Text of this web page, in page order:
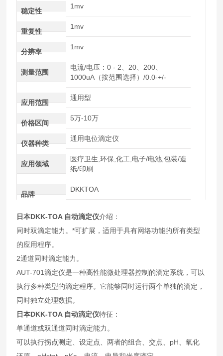
稳定性
1mv
重复性
1mv
分辨率
1mv
测量范围
电流/电压：0 - 2、20、200、
1000uA（按范围选择）/0.0-+/-
应用范围
通用型
价格区间
5万-10万
仪器种类
通用电位滴定仪
应用领域
医疗卫生,环保,化工,电子/电池,包装/造
纸/印刷
品牌
DKKTOA
日本DKK-TOA 自动滴定仪介绍：
同时双滴定能力。*可扩展，适用于具有网络功能的所有类型
的应用程序。
2通道同时滴定能力。
AUT-701滴定仪是一种高性能微处理器控制的滴定系统，可以
执行多种类型的滴定程序。它能够同时运行两个单独的滴定，
同时独立处理数据。
日本DKK-TOA 自动滴定仪特征：
单通道或双通道同时滴定能力 。
可以执行拐点测定、设定点、两者的组合、交点、pH、氧化